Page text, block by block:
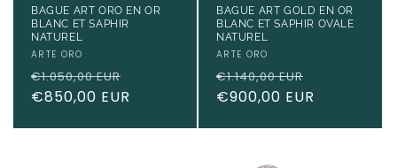
BAGUE ART ORO EN OR
BLANC ET SAPHIR
NATUREL
Fournisseur :
ARTE ORO
Prix
habituel
€1.050,00 EUR
promotionnel
€850,00 EUR
BAGUE ART GOLD EN OR
BLANC ET SAPHIR OVALE
NATUREL
Fournisseur :
ARTE ORO
Prix
habituel
€1.140,00 EUR
€900,00 EUR